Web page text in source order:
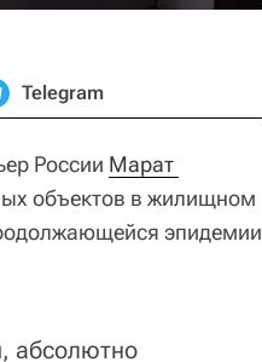
Telegram
России Марат
объектов в жилищном
эпидемии
абсолютно